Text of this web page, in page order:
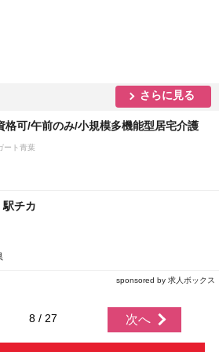
さらに見る
格可/午前のみ/小規模多機能型居宅介護
ート青葉
チカ
sponsored by 求人ボックス
8 / 27 次へ